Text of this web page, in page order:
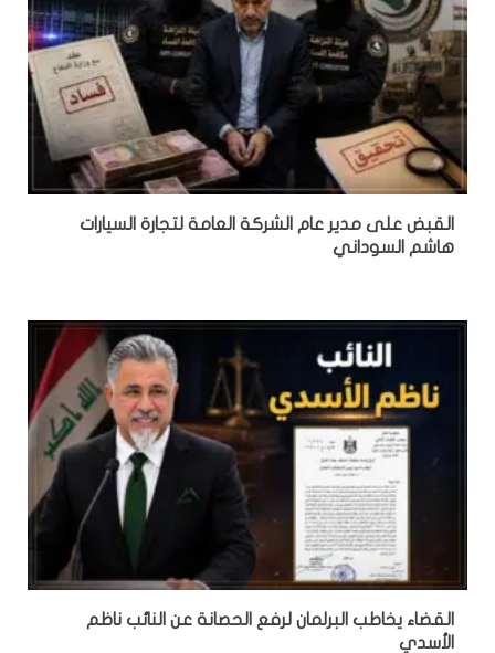
القبض على مدير عام الشركة العامة لتجارة السيارات
هاشم السوداني
القضاء يخاطب البرلمان لرفع الحصانة عن النائب ناظم
الأسدي